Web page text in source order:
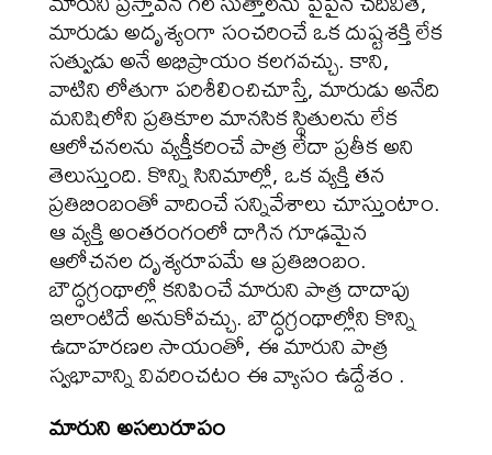
మారుడు అదృశ్యంగా సంచరించే ఒక దుష్టశక్తి లేక
సత్వుడు అనే అభిప్రాయం కలగవచ్చు. కాని,
వాటిని లోతుగా పరిశీలించిచూస్తే, మారుడు అనేది
మనిషిలోని ప్రతికూల మానసిక స్థితులను లేక
ఆలోచనలను వ్యక్తీకరించే పాత్ర లేదా ప్రతీక అని
తెలుస్తుంది. కొన్ని సినిమాల్లో, ఒక వ్యక్తి తన
ప్రతిబింబంతో వాదించే సన్నివేశాలు చూస్తుంటాం.
ఆ వ్యక్తి అంతరంగంలో దాగిన గూఢమైన
ఆలోచనల దృశ్యరూపమే ఆ ప్రతిబింబం.
బౌద్ధగ్రంథాల్లో కనిపించే మారుని పాత్ర దాదాపు
ఇలాంటిదే అనుకోవచ్చు. బౌద్ధగ్రంథాల్లోని కొన్ని
ఉదాహరణల సాయంతో, ఈ మారుని పాత్ర
స్వభావాన్ని వివరించటం ఈ వ్యాసం ఉద్దేశం .
మారుని అసలురూపం